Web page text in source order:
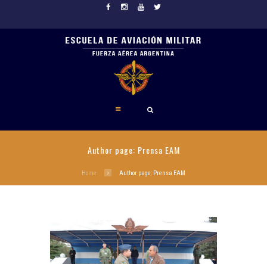
Author page: Prensa EAM
Home Author page: Prensa EAM